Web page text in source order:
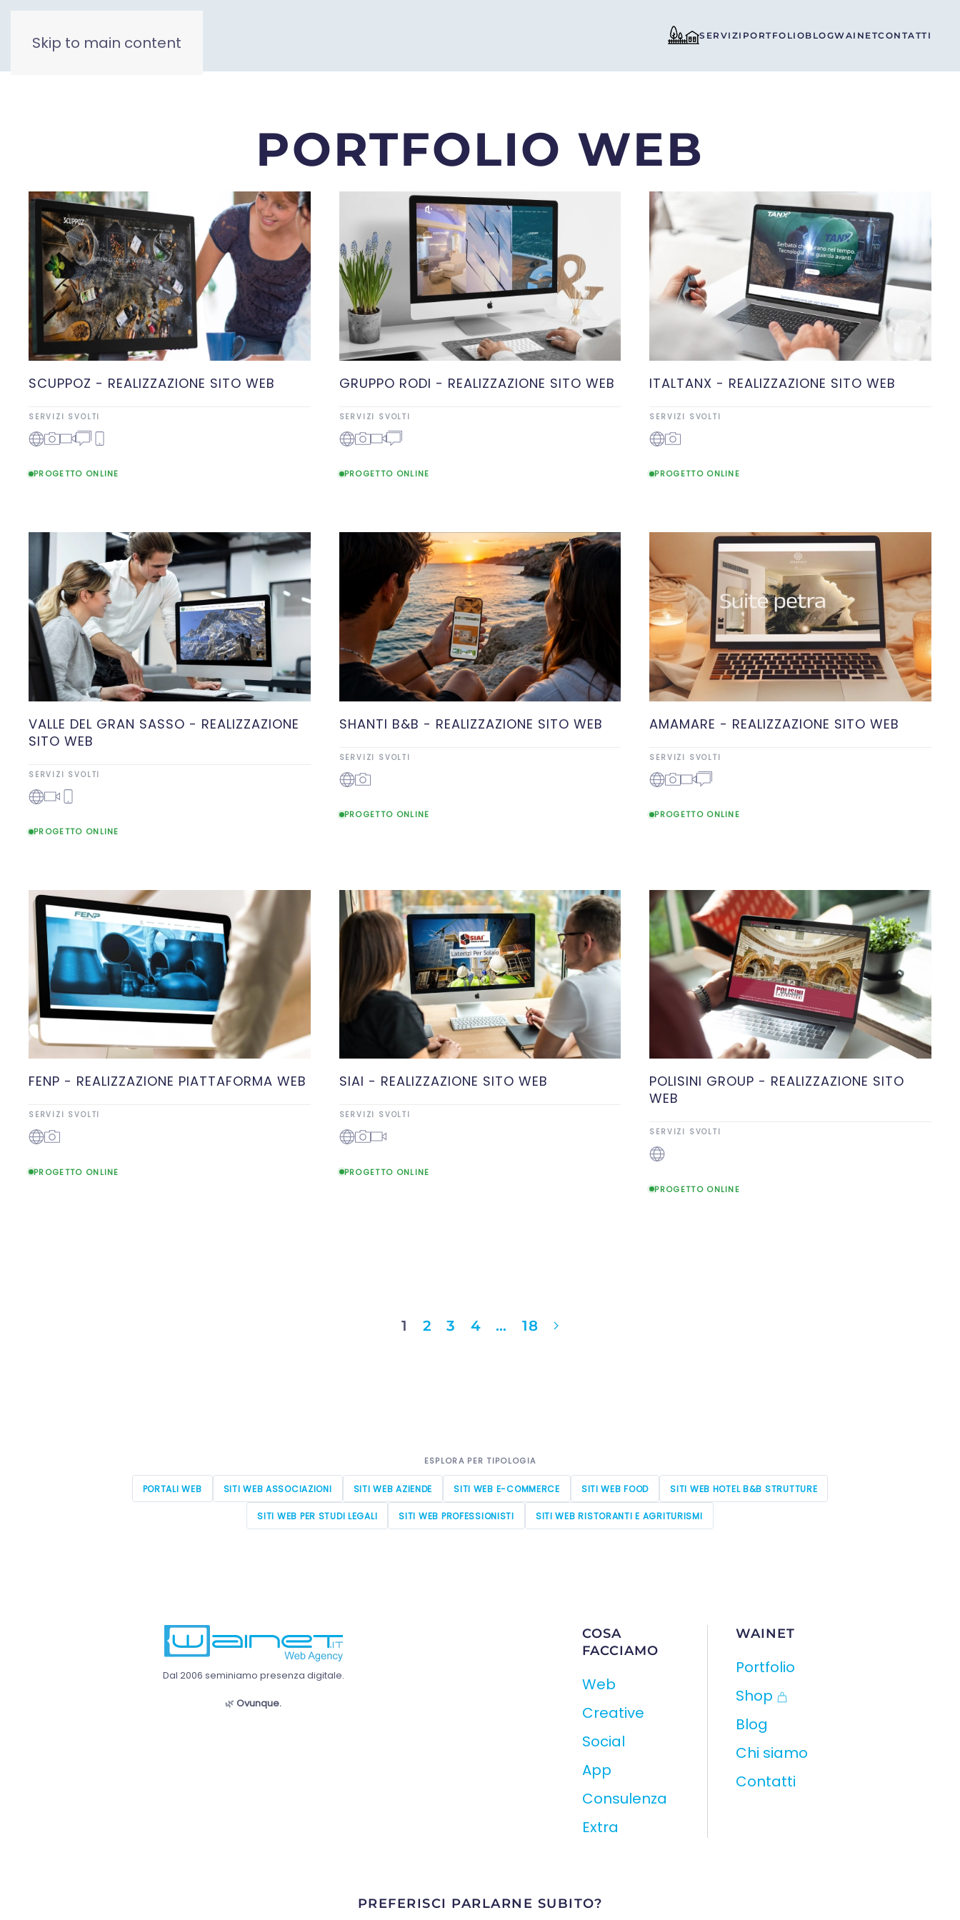
Skip to main content SERVIZI PORTFOLIOBLOGWAINETCONTATTI
PORTFOLIO WEB
SCUPPOZ - REALIZZAZIONE SITO WEB
SERVIZI SVOLTI
PROGETTO ONLINE
GRUPPO RODI - REALIZZAZIONE SITO WEB
SERVIZI SVOLTI
PROGETTO ONLINE
ITALTANX - REALIZZAZIONE SITO WEB
SERVIZI SVOLTI
PROGETTO ONLINE
VALLE DEL GRAN SASSO - REALIZZAZIONE
SITO WEB
SERVIZI SVOLTI
PROGETTO ONLINE
SHANTI B&B - REALIZZAZIONE SITO WEB
SERVIZI SVOLTI
PROGETTO ONLINE
AMAMARE - REALIZZAZIONE SITO WEB
SERVIZI SVOLTI
PROGETTO ONLINE
FENP - REALIZZAZIONE PIATTAFORMA WEB
SERVIZI SVOLTI
PROGETTO ONLINE
SIAI - REALIZZAZIONE SITO WEB
SERVIZI SVOLTI
PROGETTO ONLINE
POLISINI GROUP - REALIZZAZIONE SITO
WEB
SERVIZI SVOLTI
PROGETTO ONLINE
1 2 3 4 … 18
ESPLORA PER TIPOLOGIA
PORTALI WEB SITI WEB ASSOCIAZIONI SITI WEB AZIENDE SITI WEB E-COMMERCE SITI WEB FOOD SITI WEB HOTEL B&B STRUTTURE
SITI WEB PER STUDI LEGALI SITI WEB PROFESSIONISTI SITI WEB RISTORANTI E AGRITURISMI
Dal 2006 seminiamo presenza digitale.
🌿 Ovunque.
COSA
FACCIAMO
Web
Creative
Social
App
Consulenza
Extra
WAINET
Portfolio
Shop
Blog
Chi siamo
Contatti
PREFERISCI PARLARNE SUBITO?